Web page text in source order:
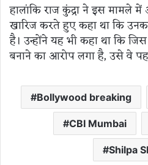
हालांकि राज कुंद्रा ने इस
खारिज करते हुए कहा था कि
है। उन्होंने यह भी कहा था कि
बनाने का आरोप लगा है, उसे वे
Bollywood breaking
CBI Mumbai
Shilpa